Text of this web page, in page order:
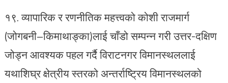
१९.⁠ ⁠व्यापारिक र रणनीतिक महत्त्वको कोशी राजमार्ग
(जोगबनी–किमाथाङ्का)लाई चाँडो सम्पन्न गरी उत्तर-दक्षिण
जोड्न आवश्यक पहल गर्दै विराटनगर विमानस्थललाई
यथाशिघ्र क्षेत्रीय स्तरको अन्तर्राष्ट्रिय विमानस्थलको